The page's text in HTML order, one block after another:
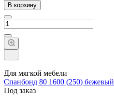
В корзину
Для мягкой мебели
Спанбонд 80 1600 (250) бежевый
Под заказ